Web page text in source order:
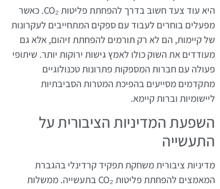
היא עוד צעד חשוב בדרך להפחתת פליטות CO₂. כאשר
מפעלים בוחרים לעבוד עם ספקים המתחייבים לעקרונות
של קיימות, הם לא רק תורמים להפחתת זיהום, אלא גם
מעודדים את השוק כולו לאמץ גישות ירוקות יותר. שיתופי
פעולה עם חברות המספקות פתרונות טכנולוגיים
מתקדמים מסייעים בהפיכת המטרות הסביבתיות
ליישומיות וברות קיימא.
השפעת המדיניות הציבורית על
התעשייה
מדיניות ציבורית משחקת תפקיד קרדינלי בהגברת
המאמצים להפחתת פליטות CO₂ בתעשייה. ממשלות